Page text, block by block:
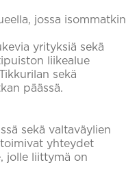
jossa isommatkin
yrityksiä sekä
liikealue
sekä
päässä.
sekä valtaväylien
yhteydet
jolle liittymä on